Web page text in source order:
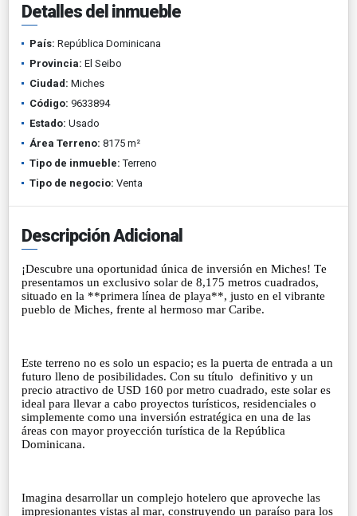
Detalles del inmueble
País: República Dominicana
Provincia: El Seibo
Ciudad: Miches
Código: 9633894
Estado: Usado
Área Terreno: 8175 m²
Tipo de inmueble: Terreno
Tipo de negocio: Venta
Descripción Adicional
¡Descubre una oportunidad única de inversión en Miches! Te
presentamos un exclusivo solar de 8,175 metros cuadrados,
situado en la **primera línea de playa**, justo en el vibrante
pueblo de Miches, frente al hermoso mar Caribe.
Este terreno no es solo un espacio; es la puerta de entrada a un
futuro lleno de posibilidades. Con su título definitivo y un
precio atractivo de USD 160 por metro cuadrado, este solar es
ideal para llevar a cabo proyectos turísticos, residenciales o
simplemente como una inversión estratégica en una de las
áreas con mayor proyección turística de la República
Dominicana.
Imagina desarrollar un complejo hotelero que aproveche las
impresionantes vistas al mar, construyendo un paraíso para los